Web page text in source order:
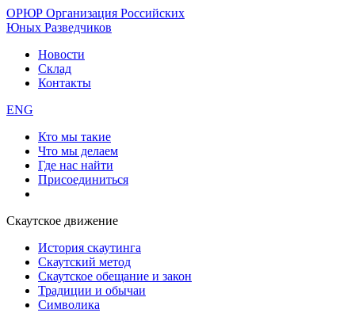
ОРЮР Организация Российских
Юных Разведчиков
Новости
Склад
Контакты
ENG
Кто мы такие
Что мы делаем
Где нас найти
Присоединиться
Скаутское движение
История скаутинга
Скаутский метод
Скаутское обещание и закон
Традиции и обычаи
Символика